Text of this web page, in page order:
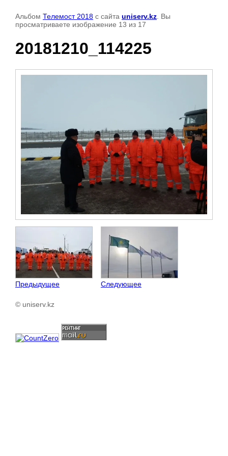
Альбом Телемост 2018 с сайта uniserv.kz . Вы
просматриваете изображение 13 из 17
20181210_114225
Предыдущее Следующее
© uniserv.kz